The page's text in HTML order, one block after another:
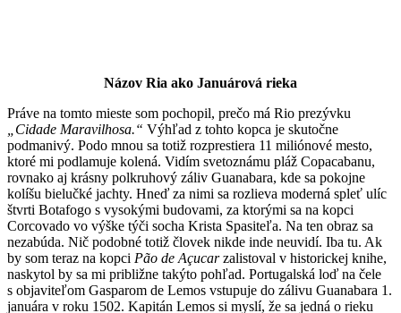
Názov Ria ako Januárová rieka
Práve na tomto mieste som pochopil, prečo má Rio prezývku
„Cidade Maravilhosa.“ Výhľad z tohto kopca je skutočne
podmanivý. Podo mnou sa totiž rozprestiera 11 miliónové mesto,
ktoré mi podlamuje kolená. Vidím svetoznámu pláž Copacabanu,
rovnako aj krásny polkruhový záliv Guanabara, kde sa pokojne
kolíšu bielučké jachty. Hneď za nimi sa rozlieva moderná spleť ulíc
štvrti Botafogo s vysokými budovami, za ktorými sa na kopci
Corcovado vo výške týči socha Krista Spasiteľa. Na ten obraz sa
nezabúda. Nič podobné totiž človek nikde inde neuvidí. Iba tu. Ak
by som teraz na kopci Pão de Açucarzalistoval v historickej knihe,
naskytol by sa mi približne takýto pohľad. Portugalská loď na čele
s objaviteľom Gasparom de Lemos vstupuje do zálivu Guanabara 1.
januára v roku 1502. Kapitán Lemos si myslí, že sa jedná o rieku